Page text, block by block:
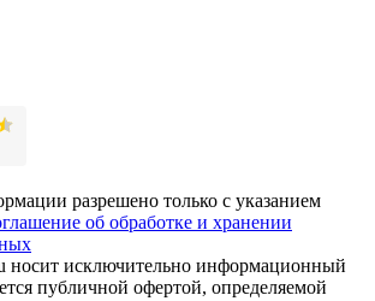
разрешено только с указанием
об обработке и хранении
носит исключительно информационный
публичной офертой, определяемой